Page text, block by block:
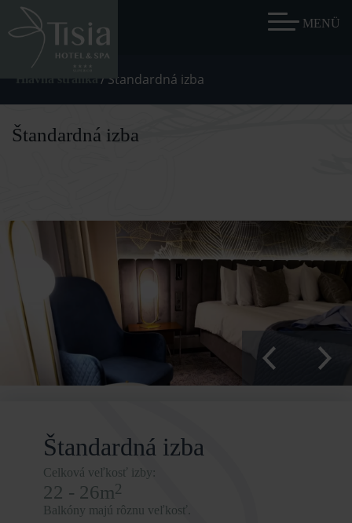
/ Štandardná izba
Štandardná izba
Štandardná izba
Celková veľkosť izby:
22 - 26m2
Balkóny majú rôznu veľkosť.